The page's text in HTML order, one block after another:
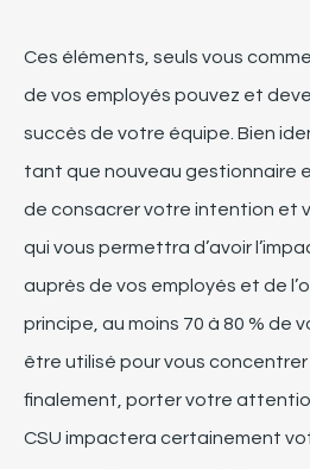
Ces éléments seuls vous
de vos employés pouvez et
succès de votre équipe Bien
tant que nouveau gestionnaire
de consacrer votre intention et
qui vous permettra d’avoir
auprès de vos employés et de
principe, au moins 70 à 80 % de
être utilisé pour vous concentrer
finalement , porter votre
CSU impactera certainement